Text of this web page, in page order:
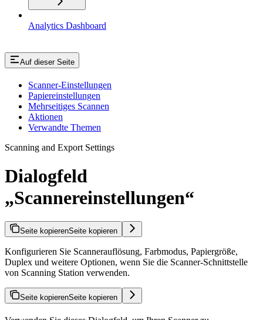
Analytics Dashboard
Auf dieser Seite
Scanner-Einstellungen
Papiereinstellungen
Mehrseitiges Scannen
Aktionen
Verwandte Themen
Scanning and Export Settings
Dialogfeld
„Scannereinstellungen“
Seite kopierenSeite kopieren
Konfigurieren Sie Scannerauflösung, Farbmodus, Papiergröße,
Duplex und weitere Optionen, wenn Sie die Scanner-Schnittstelle
von Scanning Station verwenden.
Seite kopierenSeite kopieren